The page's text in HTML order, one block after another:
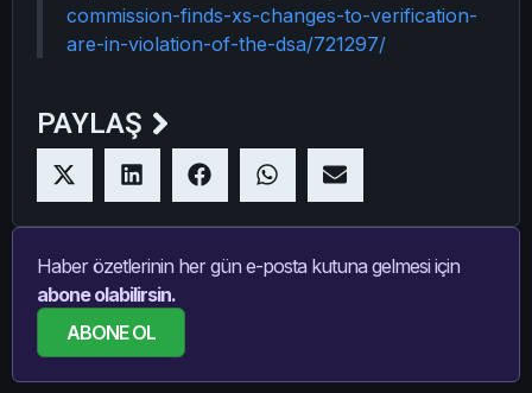
commission-finds-xs-changes-to-verification-
are-in-violation-of-the-dsa/721297/
PAYLAŞ
Haber özetlerinin her gün e-posta kutuna gelmesi için
abone olabilirsin.
ABONE OL